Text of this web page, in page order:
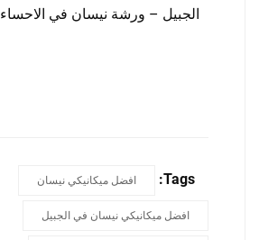
الجبيل – ورشة نيسان في الاحساء
Tags: افضل ميكانيكي نيسان
افضل ميكانيكي نيسان في الجبيل